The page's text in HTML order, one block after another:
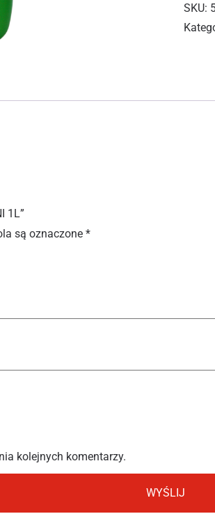
SKU:
1L”
są oznaczone *
kolejnych komentarzy.